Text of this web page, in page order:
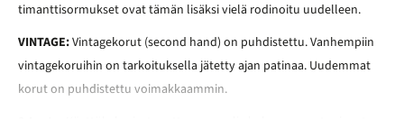
timanttisormukset ovat tämän lisäksi vielä rodinoitu uudelleen.
VINTAGE:Vintagekorut (second hand) on puhdistettu. Vanhempiin
vintagekoruihin on tarkoituksella jätetty ajan patinaa. Uudemmat
korut on puhdistettu voimakkaammin.